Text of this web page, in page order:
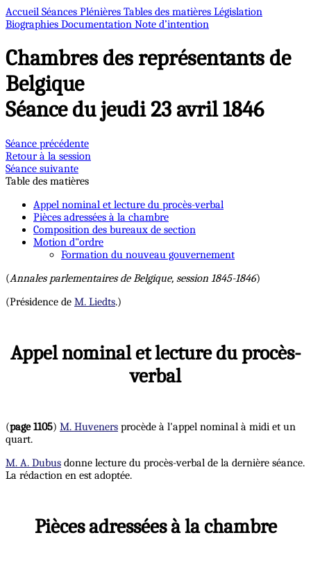
Accueil Séances Plénières Tables des matières Législation
Biographies Documentation Note d’intention
Chambres des représentants de
Belgique
Séance du jeudi 23 avril 1846
Séance précédente
Retour à la session
Séance suivante
Table des matières
Appel nominal et lecture du procès-verbal
Pièces adressées à la chambre
Composition des bureaux de section
Motion d"ordre
Formation du nouveau gouvernement
(Annales parlementaires de Belgique, session 1845-1846)
(Présidence de M. Liedts.)
Appel nominal et lecture du procès-
verbal
(page 1105) M. Huveners procède à l'appel nominal à midi et un
quart.
M. A. Dubus donne lecture du procès-verbal de la dernière séance.
La rédaction en est adoptée.
Pièces adressées à la chambre